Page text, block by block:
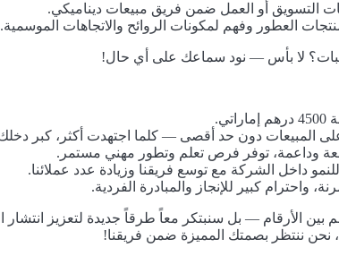
التسويق أو العمل ضمن فريق مبيعات ديناميكي.
العطور وفهم لمكونات الروائح والاتجاهات الموسمية.
لا بأس — نود سماعك على أي حال!
المبيعات دون حد أقصى — كلما اجتهدت أكثر، كبر
وداعمة، توفر فرص تعلم وتطور مهني مستمر.
داخل الشركة مع توسع فريقنا وزيادة عدد عملائنا.
واحترام كبير للإنجاز والمبادرة الفردية.
بين الأرقام — بل سنبتكر معاً طرقاً جديدة لتعزيز
نحن ننتظر بصمتك المميزة ضمن فريقنا!